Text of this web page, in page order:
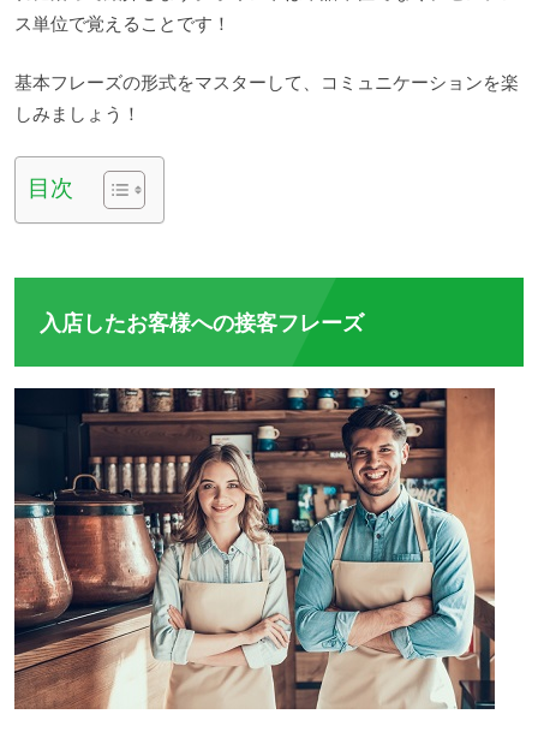
ス単位で覚えることです！
基本フレーズの形式をマスターして、コミュニケーションを楽
しみましょう！
目次
入店したお客様への接客フレーズ